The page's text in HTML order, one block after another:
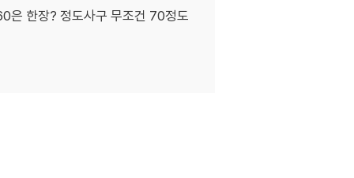
은 한장? 정도사구 무조건 70정도